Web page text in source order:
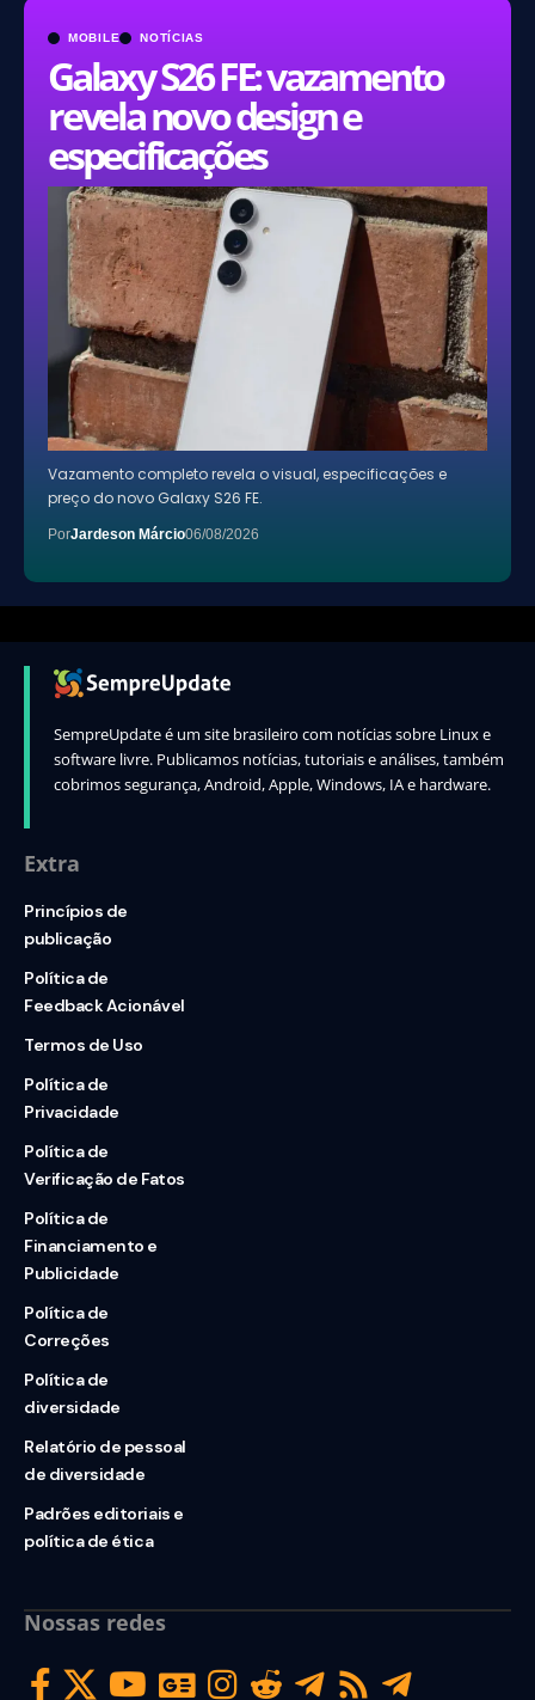
MOBILE NOTÍCIAS
Galaxy S26 FE: vazamento
revela novo design e
especificações
Vazamento completo revela o visual, especificações e
preço do novo Galaxy S26 FE.
PorJardeson Márcio06/08/2026
SempreUpdate é um site brasileiro com notícias sobre Linux e
software livre. Publicamos notícias, tutoriais e análises, também
cobrimos segurança, Android, Apple, Windows, IA e hardware.
Extra
Princípios de
publicação
Política de
Feedback Acionável
Termos de Uso
Política de
Privacidade
Política de
Verificação de Fatos
Política de
Financiamento e
Publicidade
Política de
Correções
Política de
diversidade
Relatório de pessoal
de diversidade
Padrões editoriais e
política de ética
Nossas redes